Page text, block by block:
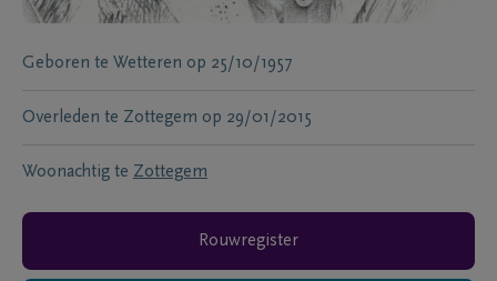
Geboren te Wetteren op 25/10/1957
Overleden te Zottegem op 29/01/2015
Woonachtig te Zottegem
Rouwregister